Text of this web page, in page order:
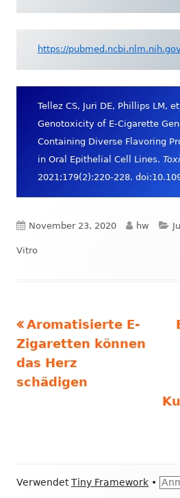
https://
Tellez CS, Juri DE, Phillips LM,
Genotoxicity of E-Cigarette
Containing Diverse Flavoring
in Oral Epithelial Cell Lines.
2021;179(2):220-228.
Veröffentlicht
am
November 23, 2020 Autor
hw
Vitro
Beitrags-
Navigation
Vorheriger
Beitrag:
Aromatisierte E-
Zigaretten können
das Herz
schädigen
Footer
VerwendetTiny Framework •